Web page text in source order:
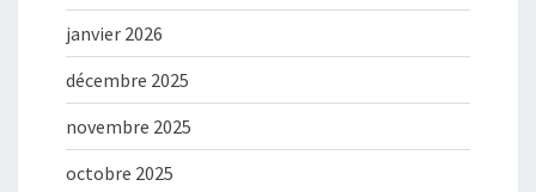
janvier 2026
décembre 2025
novembre 2025
octobre 2025